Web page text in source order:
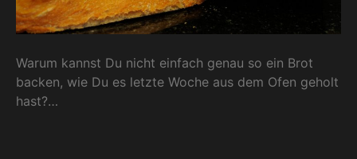
Warum kannst Du nicht einfach genau so ein Brot
backen, wie Du es letzte Woche aus dem Ofen geholt
hast?…